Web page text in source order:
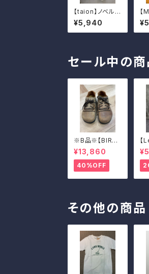
【taion】ノベルス
ターTシャツ
¥5,940
【
セール中の
※B品※【BIRKE
NSTOCK】Mon
tana/CUOIO 3
8
¥13,860
40%OFF
【
その他の商品